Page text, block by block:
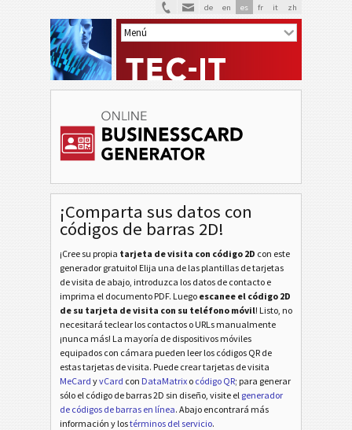
de en es fr it zh
¡Comparta sus datos con
códigos de barras 2D!
¡Cree su propia tarjeta de visita con código 2D con este
generador gratuito! Elija una de las plantillas de tarjetas
de visita de abajo, introduzca los datos de contacto e
imprima el documento PDF. Luego escanee el código 2D
de su tarjeta de visita con su teléfono móvil! Listo, no
necesitará teclear los contactos o URLs manualmente
¡nunca más! La mayoría de dispositivos móviles
equipados con cámara pueden leer los códigos QR de
estas tarjetas de visita. Puede crear tarjetas de visita
MeCard yvCard con DataMatrix o código QR; para generar
sólo el código de barras 2D sin diseño, visite el generador
de códigos de barras en línea. Abajo encontrará más
información y lostérminos del servicio.